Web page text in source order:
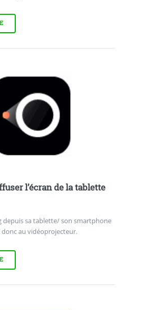
l’écran de la tablette
depuis sa tablette/ son smartphone
donc au vidéoprojecteur.